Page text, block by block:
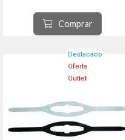
Comprar
Destacado
Oferta
Outlet